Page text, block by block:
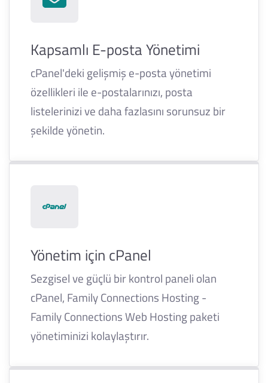
Kapsamlı E-posta Yönetimi
cPanel'deki gelişmiş e-posta yönetimi
özellikleri ile e-postalarınızı, posta
listelerinizi ve daha fazlasını sorunsuz bir
şekilde yönetin.
Yönetim için cPanel
Sezgisel ve güçlü bir kontrol paneli olan
cPanel, Family Connections Hosting -
Family Connections Web Hosting paketi
yönetiminizi kolaylaştırır.